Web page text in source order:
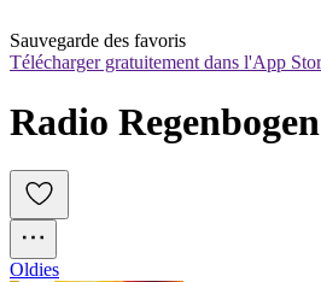
Sauvegarde des favoris
Télécharger gratuitement dans l'App
Radio
Oldies